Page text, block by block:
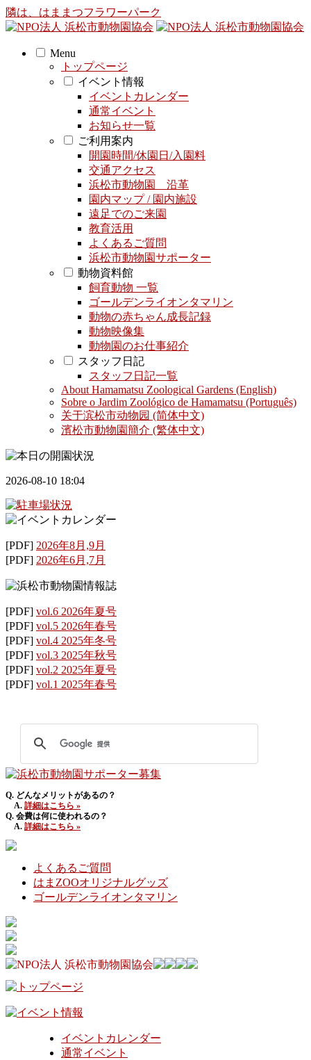
隣は、はままつフラワーパーク
Menu
トップページ
イベント情報
イベントカレンダー
通常イベント
お知らせ一覧
ご利用案内
開園時間/休園日/入園料
交通アクセス
浜松市動物園 沿革
園内マップ / 園内施設
遠足でのご来園
教育活用
よくあるご質問
浜松市動物園サポーター
動物資料館
飼育動物 一覧
ゴールデンライオンタマリン
動物の赤ちゃん成長記録
動物映像集
動物園のお仕事紹介
スタッフ日記
スタッフ日記一覧
About Hamamatsu Zoological Gardens (English)
Sobre o Jardim Zoológico de Hamamatsu (Português)
关于滨松市动物园 (简体中文)
濱松市動物園簡介 (繁体中文)
2026-08-10 18:04
[PDF] 2026年8月,9月
[PDF] 2026年6月,7月
[PDF] vol.6 2026年夏号
[PDF] vol.5 2026年春号
[PDF] vol.4 2025年冬号
[PDF] vol.3 2025年秋号
[PDF] vol.2 2025年夏号
[PDF] vol.1 2025年春号
Q. どんなメリットがあるの？
A. 詳細はこちら »
Q. 会費は何に使われるの？
A. 詳細はこちら »
よくあるご質問
はまZOOオリジナルグッズ
ゴールデンライオンタマリン
イベントカレンダー
通常イベント